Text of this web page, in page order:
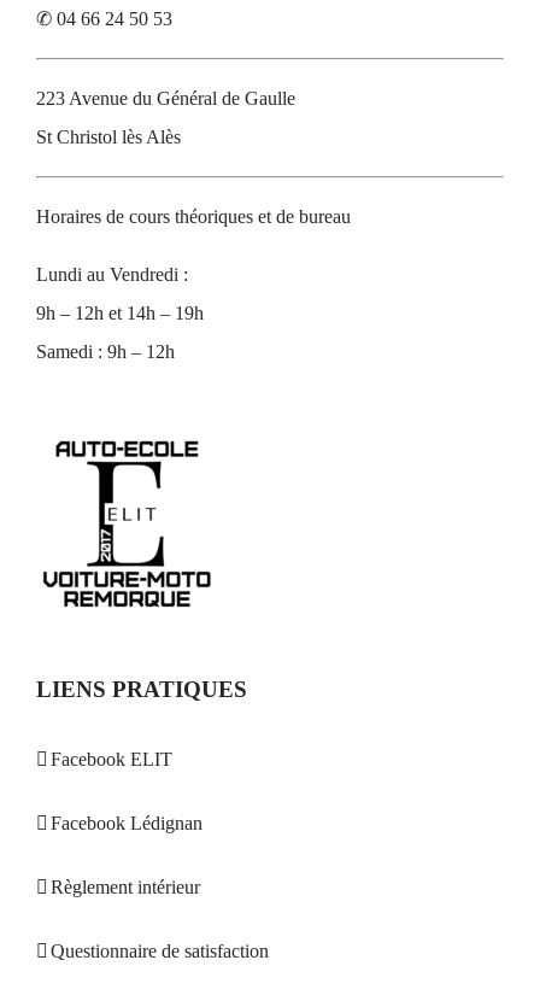
✆ 04 66 24 50 53
223 Avenue du Général de Gaulle
St Christol lès Alès
Horaires de cours théoriques et de bureau
Lundi au Vendredi :
9h – 12h et 14h – 19h
Samedi : 9h – 12h
LIENS PRATIQUES
Facebook ELIT
Facebook Lédignan
Règlement intérieur
Questionnaire de satisfaction